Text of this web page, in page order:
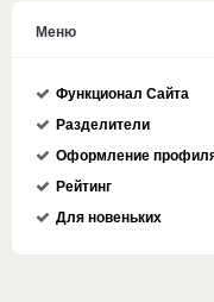
Меню
Функционал Сайта
Разделители
Оформление
Рейтинг
Для новеньких